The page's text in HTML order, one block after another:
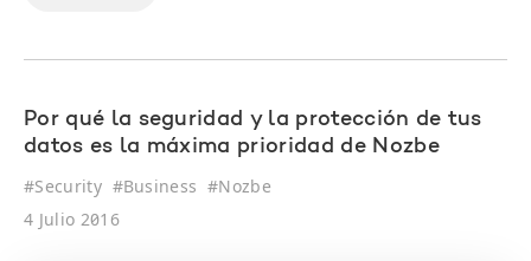
Por qué la seguridad y la protección de tus
datos es la máxima prioridad de Nozbe
#Security#Business #Nozbe
4 Julio 2016